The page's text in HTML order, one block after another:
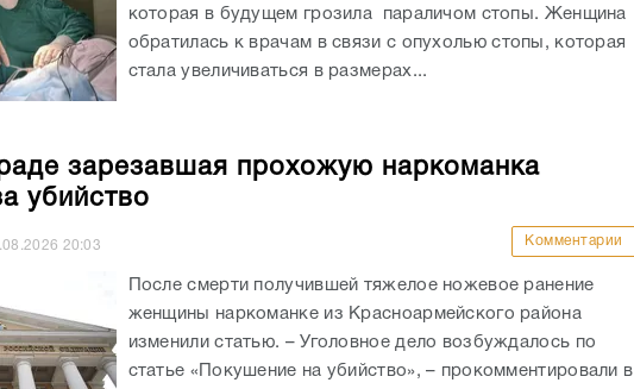
которая в будущем грозила параличом стопы. Женщина
обратилась к врачам в связи с опухолью стопы, которая
стала увеличиваться в размерах...
зарезавшая прохожую наркоманка
убийство
20:03 Комментарии
После смерти получившей тяжелое ножевое ранение
женщины наркоманке из Красноармейского района
изменили статью. – Уголовное дело возбуждалось по
статье «Покушение на убийство», – прокомментировали в